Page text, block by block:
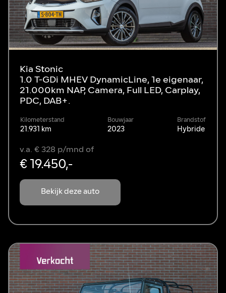
Kia Stonic
1.0 T-GDi MHEV DynamicLine, 1e eigenaar,
21.000km NAP, Camera, Full LED, Carplay,
PDC, DAB+.
Kilometerstand
21.931 km
Bouwjaar
2023
Brandstof
Hybride
Bekijk deze auto
v.a. € 328 p/mnd of
€ 19.450,-